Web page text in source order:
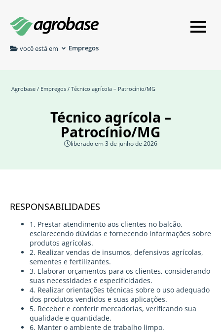
você está em Empregos
Agrobase / Empregos / Técnico agrícola – Patrocínio/MG
Técnico agrícola –
Patrocínio/MG
liberado em 3 de junho de 2026
RESPONSABILIDADES
1. Prestar atendimento aos clientes no balcão,
esclarecendo dúvidas e fornecendo informações sobre
produtos agrícolas.
2. Realizar vendas de insumos, defensivos agrícolas,
sementes e fertilizantes.
3. Elaborar orçamentos para os clientes, considerando
suas necessidades e especificidades.
4. Realizar orientações técnicas sobre o uso adequado
dos produtos vendidos e suas aplicações.
5. Receber e conferir mercadorias, verificando sua
qualidade e quantidade.
6. Manter o ambiente de trabalho limpo.